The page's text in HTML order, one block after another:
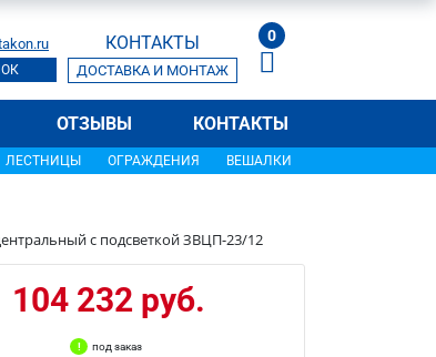
КОНТАКТЫ
ДОСТАВКА И МОНТАЖ
0
ОТЗЫВЫ КОНТАКТЫ
ЛЕСТНИЦЫ ОГРАЖДЕНИЯ ВЕШАЛКИ
с подсветкой ЗВЦП-23/12
104 232 руб.
под заказ